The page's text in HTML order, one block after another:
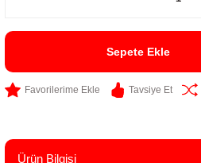
Sepete Ekle
Tavsiye Et
Ürün Bilgisi